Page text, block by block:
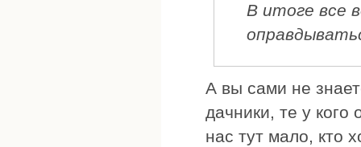
В итоге все
А вы сами не
дачники, те у кого
нас тут мало, кто